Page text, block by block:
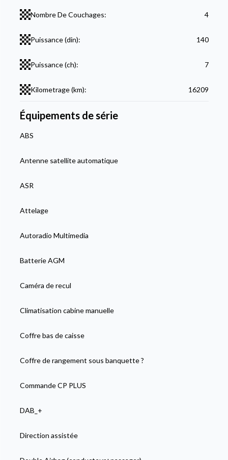
Nombre De Couchages: 4
Puissance (din): 140
Puissance (ch): 7
Kilometrage (km): 16209
Équipements de série
ABS
Antenne satellite automatique
ASR
Attelage
Autoradio Multimedia
Batterie AGM
Caméra de recul
Climatisation cabine manuelle
Coffre bas de caisse
Coffre de rangement sous banquette ?
Commande CP PLUS
DAB_+
Direction assistée